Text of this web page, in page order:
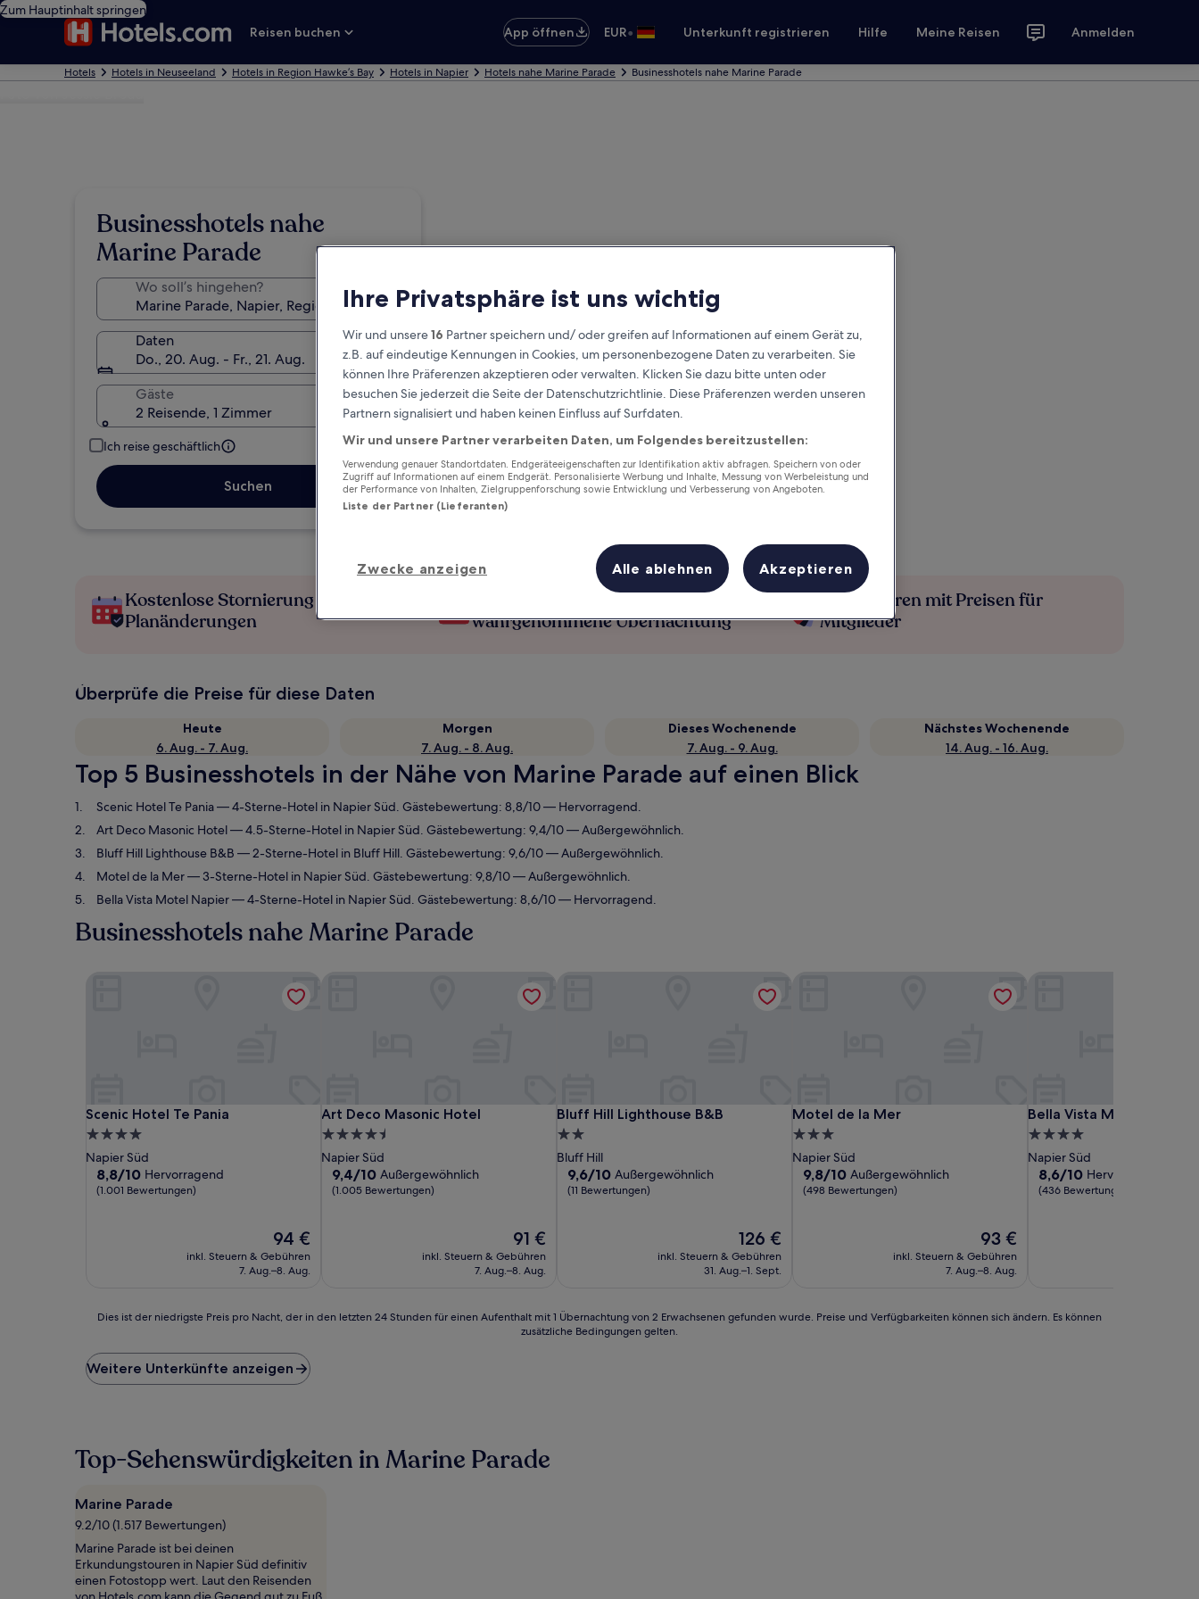
Zum Hauptinhalt springen
Reisen buchen
App öffnen EUR• Unterkunft registrieren Hilfe Meine Reisen Anmelden
Hotels Hotels in Neuseeland Hotels in Region Hawke’s Bay Hotels in Napier Hotels nahe Marine Parade Businesshotels nahe Marine Parade
Businesshotels nahe
Marine Parade
Wo soll’s hingehen?
Daten
Do., 20. Aug. - Fr., 21. Aug.
Gäste
2 Reisende, 1 Zimmer
Ich reise geschäftlich
Suchen
Kostenlose Stornierung bei
Planänderungen
Verdiene Prämien für jede
wahrgenommene Übernachtung
Mehr sparen mit Preisen für
Mitglieder
Überprüfe die Preise für diese Daten
Heute
6. Aug. - 7. Aug.
Morgen
7. Aug. - 8. Aug.
Dieses Wochenende
7. Aug. - 9. Aug.
Nächstes Wochenende
14. Aug. - 16. Aug.
Top 5 Businesshotels in der Nähe von Marine Parade auf einen Blick
Scenic Hotel Te Pania— 4-Sterne-Hotel in Napier Süd. Gästebewertung: 8,8/10 — Hervorragend.
Art Deco Masonic Hotel— 4.5-Sterne-Hotel in Napier Süd. Gästebewertung: 9,4/10 — Außergewöhnlich.
Bluff Hill Lighthouse B&B — 2-Sterne-Hotel in Bluff Hill. Gästebewertung: 9,6/10 — Außergewöhnlich.
Motel de la Mer— 3-Sterne-Hotel in Napier Süd. Gästebewertung: 9,8/10 — Außergewöhnlich.
Bella Vista Motel Napier— 4-Sterne-Hotel in Napier Süd. Gästebewertung: 8,6/10 — Hervorragend.
Businesshotels nahe Marine Parade
Scenic Hotel Te Pania
Scenic Hotel Te Pania
4.0-
Sterne-
Unterkunft
Napier Süd
8.8
von
8,8/10 Hervorragend
(1.001 Bewertungen)
Der
Preis
beträgt
94 €
inkl. Steuern & Gebühren
7. Aug.–8. Aug.
Art Deco Masonic Hotel
Art Deco Masonic Hotel
4.5-
Sterne-
Unterkunft
Napier Süd
9.4
von
9,4/10 Außergewöhnlich
(1.005 Bewertungen)
Der
Preis
beträgt
91 €
inkl. Steuern & Gebühren
7. Aug.–8. Aug.
Bluff Hill Lighthouse B&B
Bluff Hill Lighthouse B&B
2.0-
Sterne-
Unterkunft
Bluff Hill
9.6
von
9,6/10 Außergewöhnlich
(11 Bewertungen)
Der
Preis
beträgt
126 €
inkl. Steuern & Gebühren
31. Aug.–1. Sept.
Motel de la Mer
Motel de la Mer
3.0-
Sterne-
Unterkunft
Napier Süd
9.8
von
9,8/10 Außergewöhnlich
(498 Bewertungen)
Der
Preis
beträgt
93 €
inkl. Steuern & Gebühren
7. Aug.–8. Aug.
Bella Vista Motel Napier
Bella Vista Motel Napier
4.0-
Sterne-
Unterkunft
Napier Süd
8.6
von
8,6/10 Hervorragend
(436 Bewertungen)
Dies
niedrigste
Preis
den
letzten
für
einen
Aufenthalt
mit
1 Übernachtung
von
Dies ist der niedrigste Preis pro Nacht, der in den letzten 24 Stunden für einen Aufenthalt mit 1 Übernachtung von 2 Erwachsenen gefunden wurde. Preise und Verfügbarkeiten können sich ändern. Es können
zusätzliche Bedingungen gelten.
Weitere Unterkünfte anzeigen
Top-Sehenswürdigkeiten in Marine Parade
Marine Parade
9.2/10 (1.517 Bewertungen)
Marine Parade ist bei deinen
Erkundungstouren in Napier Süd definitiv
einen Fotostopp wert. Laut den Reisenden
Ihre Privatsphäre ist uns wichtig
Wir und unsere16 Partner speichern und/ oder greifen auf Informationen auf einem Gerät zu,
z.B. auf eindeutige Kennungen in Cookies, um personenbezogene Daten zu verarbeiten. Sie
können Ihre Präferenzen akzeptieren oder verwalten. Klicken Sie dazu bitte unten oder
besuchen Sie jederzeit die Seite der Datenschutzrichtlinie. Diese Präferenzen werden unseren
Partnern signalisiert und haben keinen Einfluss auf Surfdaten.
Wir und unsere Partner verarbeiten Daten, um Folgendes bereitzustellen:
Verwendung genauer Standortdaten. Endgeräteeigenschaften zur Identifikation aktiv abfragen. Speichern von oder
Zugriff auf Informationen auf einem Endgerät. Personalisierte Werbung und Inhalte, Messung von Werbeleistung und
der Performance von Inhalten, Zielgruppenforschung sowie Entwicklung und Verbesserung von Angeboten.
Liste der Partner (Lieferanten)
Zwecke anzeigen Alle ablehnen Akzeptieren